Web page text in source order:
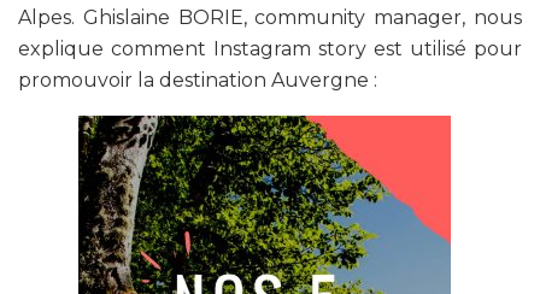
Alpes. Ghislaine BORIE, community manager, nous
explique comment Instagram story est utilisé pour
promouvoir la destination Auvergne :